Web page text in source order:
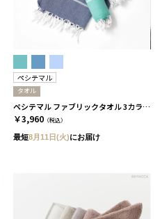
ペシテマル
タオル
ペシテマル ファブリックタオル 3カラー ミント
￥3,960 （税込）
最短8月11日(火)にお届け